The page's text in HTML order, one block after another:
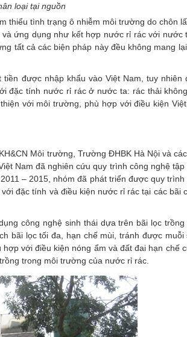
loại tại nguồn
thiểu tình trạng ô nhiễm môi trường do chôn
ứng dụng như kết hợp nước rỉ rác với nước
tất cả các biện pháp này đều không mang
được nhập khẩu vào Việt Nam, tuy nhiên
đặc tính nước rỉ rác ở nước ta: rác thải
với môi trường, phù hợp với điều kiện
Môi trường, Trường ĐHBK Hà Nội và
Nam đã nghiên cứu quy trình công nghệ
– 2015, nhóm đã phát triển được quy
đặc tính và điều kiện nước rỉ rác tại các bãi
công nghệ sinh thái dựa trên bãi lọc trồng
bãi lọc tối đa, hạn chế mùi, tránh được
với điều kiện nóng ẩm và đất đai hạn chế
trong môi trường của nước rỉ rác.